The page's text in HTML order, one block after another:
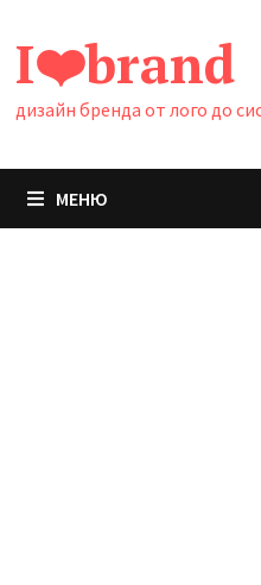
содержимому
I❤️brand
дизайн бренда от лого до
МЕНЮ